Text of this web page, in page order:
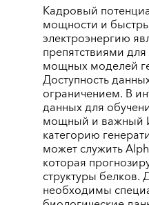
Кадровый
мощности и
электроэнергию
препятствиями
мощных моделей
Доступность
ограничением. В
данных для
мощный и важный
категорию
может служить
которая
структуры белков.
необходимы